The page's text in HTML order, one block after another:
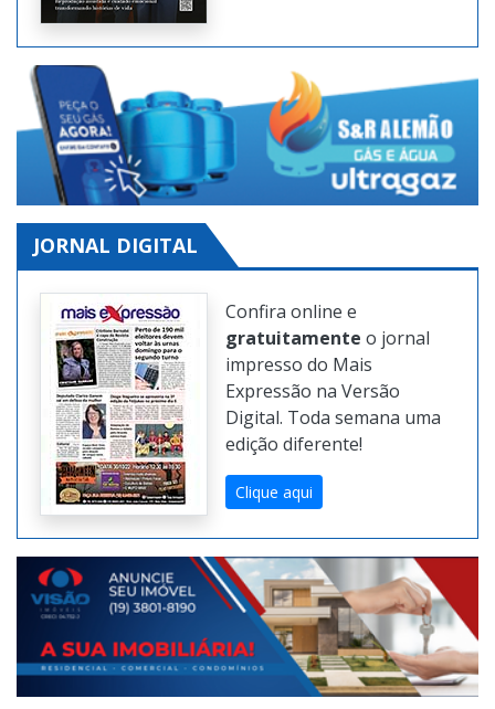
JORNAL DIGITAL
Confira online e
gratuitamenteo jornal
impresso do Mais
Expressão na Versão
Digital. Toda semana uma
Clique aqui